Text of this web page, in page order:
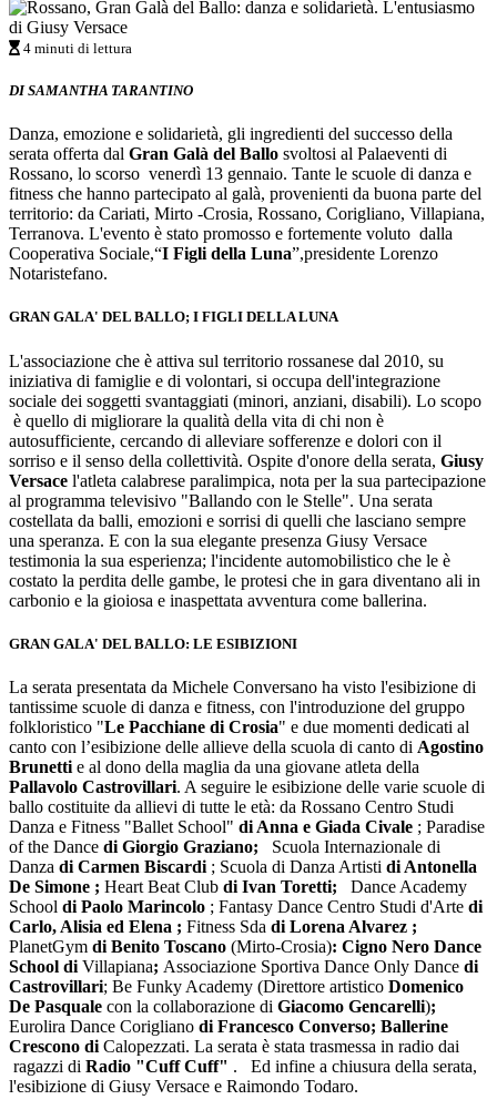
4 minuti di lettura
DI SAMANTHA TARANTINO
Danza, emozione e solidarietà, gli ingredienti del successo della
serata offerta dal Gran Galà del Ballo svoltosi al Palaeventi di
Rossano, lo scorso venerdì 13 gennaio. Tante le scuole di danza e
fitness che hanno partecipato al galà, provenienti da buona parte del
territorio: da Cariati, Mirto -Crosia, Rossano, Corigliano, Villapiana,
Terranova. L'evento è stato promosso e fortemente voluto dalla
Cooperativa Sociale,“I Figli della Luna”,presidente Lorenzo
Notaristefano.
GRAN GALA' DEL BALLO; I FIGLI DELLA LUNA
L'associazione che è attiva sul territorio rossanese dal 2010, su
iniziativa di famiglie e di volontari, si occupa dell'integrazione
sociale dei soggetti svantaggiati (minori, anziani, disabili). Lo scopo
è quello di migliorare la qualità della vita di chi non è
autosufficiente, cercando di alleviare sofferenze e dolori con il
sorriso e il senso della collettività. Ospite d'onore della serata, Giusy
Versace l'atleta calabrese paralimpica, nota per la sua partecipazione
al programma televisivo "Ballando con le Stelle". Una serata
costellata da balli, emozioni e sorrisi di quelli che lasciano sempre
una speranza. E con la sua elegante presenza Giusy Versace
testimonia la sua esperienza; l'incidente automobilistico che le è
costato la perdita delle gambe, le protesi che in gara diventano ali in
carbonio e la gioiosa e inaspettata avventura come ballerina.
GRAN GALA' DEL BALLO: LE ESIBIZIONI
La serata presentata da Michele Conversano ha visto l'esibizione di
tantissime scuole di danza e fitness, con l'introduzione del gruppo
folkloristico "Le Pacchiane di Crosia" e due momenti dedicati al
canto con l’esibizione delle allieve della scuola di canto di Agostino
Brunetti e al dono della maglia da una giovane atleta della
Pallavolo Castrovillari. A seguire le esibizione delle varie scuole di
ballo costituite da allievi di tutte le età: da Rossano Centro Studi
Danza e Fitness "Ballet School" di Anna e Giada Civale ; Paradise
of the Dance di Giorgio Graziano; Scuola Internazionale di
Danza di Carmen Biscardi ; Scuola di Danza Artisti di Antonella
De Simone ; Heart Beat Club di Ivan Toretti;
Dance Academy
School di Paolo Marincolo ; Fantasy Dance Centro Studi d'Arte di
Carlo, Alisia ed Elena ; Fitness Sda di Lorena Alvarez ;
PlanetGym di Benito Toscano (Mirto-Crosia): Cigno Nero Dance
School di Villapiana; Associazione Sportiva Dance Only Dance di
Castrovillari; Be Funky Academy (Direttore artistico Domenico
De Pasquale con la collaborazione di Giacomo Gencarelli);
Eurolira Dance Corigliano di Francesco Converso; Ballerine
Crescono di Calopezzati. La serata è stata trasmessa in radio dai
ragazzi di Radio "Cuff Cuff" . Ed infine a chiusura della serata,
l'esibizione di Giusy Versace e Raimondo Todaro.